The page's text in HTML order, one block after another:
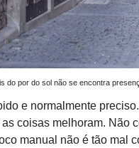
do por do sol não se encontra
e normalmente
coisas melhoram. Não
manual não é tão mal